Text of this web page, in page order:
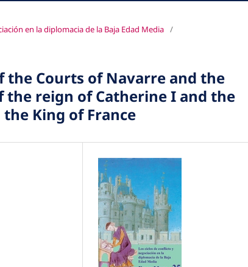
en la diplomacia de la Baja Edad Media /
Courts of Navarre and the
the reign of Catherine I and the
King of France